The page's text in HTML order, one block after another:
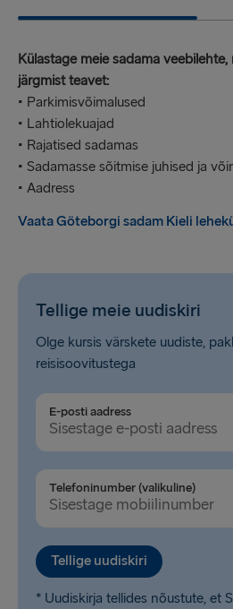
Külastage meie sadama
järgmist teavet:
• Parkimisvõimalused
• Lahtiolekuajad
• Rajatised sadamas
• Sadamasse sõitmise juhised ja
• Aadress
Vaata Göteborgi sadam Kieli
Tellige meie uudiskiri
Olge kursis värskete uudiste,
reisisoovitustega
E-posti aadress
Telefoninumber (valikuline)
Tellige uudiskiri
* Uudiskirja tellides nõustute, et